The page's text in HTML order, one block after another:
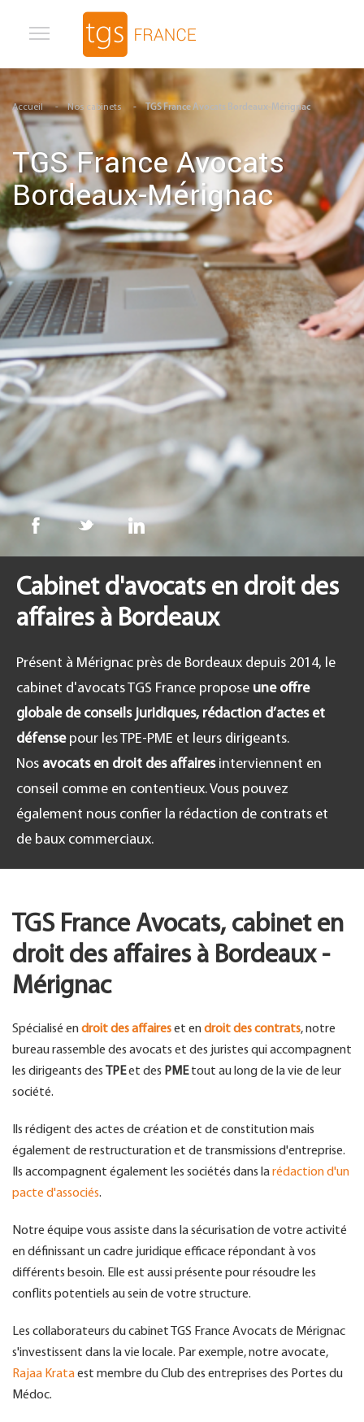
Aller au contenu principal
Accueil Nos cabinets TGS France Avocats Bordeaux-Mérignac
TGS France Avocats
Bordeaux-Mérignac
Cabinet d'avocats en droit des
affaires à Bordeaux
Présent à Mérignac près de Bordeaux depuis 2014, le
cabinet d'avocats TGS France propose une offre
globale de conseils juridiques, rédaction d’actes et
défensepour les TPE-PME et leurs dirigeants.
Nos avocats en droit des affairesinterviennent en
conseil comme en contentieux. Vous pouvez
également nous confier la rédaction de contrats et
de baux commerciaux.
TGS France Avocats, cabinet en
droit des affaires à Bordeaux -
Mérignac
Spécialisé endroit des affaireset endroit des contrats, notre
bureau rassemble des avocats et des juristes qui accompagnent
les dirigeants des
TPEet des PMEtout au long de la vie de leur
société.
Ils rédigent des actes de création et de constitution mais
également de restructuration et de transmissions d'entreprise.
Ils accompagnent également les sociétés dans larédaction d'un
pacte d'associés.
Notre équipe vous assiste dans la sécurisation de votre activité
en définissant un cadre juridique efficace répondant à vos
différents besoin. Elle est aussi présente pour résoudre les
conflits potentiels au sein de votre structure.
Les collaborateurs du cabinet TGS France Avocats de Mérignac
s'investissent dans la vie locale. Par exemple, notre avocate,
Rajaa Krataest membre du Club des entreprises des Portes du
Médoc.